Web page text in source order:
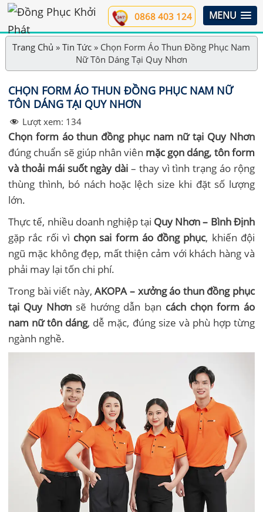
MENU
0868 403 124
Trang Chủ »Tin Tức » Chọn Form Áo Thun Đồng Phục Nam
Nữ Tôn Dáng Tại Quy Nhơn
CHỌN FORM ÁO THUN ĐỒNG PHỤC NAM NỮ
TÔN DÁNG TẠI QUY NHƠN
Lượt xem: 134
Chọn form áo thun đồng phục nam nữ tại Quy Nhơn
đúng chuẩn sẽ giúp nhân viên mặc gọn dáng, tôn form
và thoải mái suốt ngày dài – thay vì tình trạng áo rộng
thùng thình, bó nách hoặc lệch size khi đặt số lượng
lớn.
Thực tế, nhiều doanh nghiệp tại Quy Nhơn – Bình Định
gặp rắc rối vì chọn sai form áo đồng phục, khiến đội
ngũ mặc không đẹp, mất thiện cảm với khách hàng và
phải may lại tốn chi phí.
Trong bài viết này,AKOPA – xưởng áo thun đồng phục
tại Quy Nhơnsẽ hướng dẫn bạn cách chọn form áo
nam nữ tôn dáng, dễ mặc, đúng size và phù hợp từng
ngành nghề.